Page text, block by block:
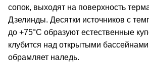
сопок, выходят на поверхность
Дзелинды. Десятки источников с
до +75°C образуют естественные
клубится над открытыми
обрамляет наледь.